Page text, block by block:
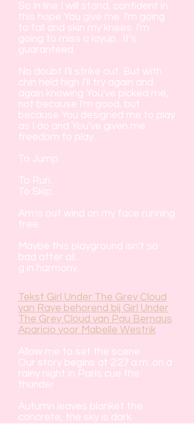
So in line I will stand, confident in
this hope You give me. I'm going
to fall and skin my knees. I'm
going to miss a layup. It's
guaranteed.
No doubt I'll strike out. But with
chin held high I’ll try again and
again knowing You've picked me,
not because I'm good, but
because You designed me to play
as I do and You've given me
freedom to play.
To Jump.
To Run.
To Skip.
Arms out wind on my face running
free.
Maybe this playground isn't so
bad after all...
g in harmony.
Tekst Girl Under The Grey Cloud
van Raye behorend bij Girl Under
The Grey Cloud van Pau Bernaus
Aparicio voor Mabelle Westrik
Allow me to set the scene
Our story begins at 2:27 a.m. on a
rainy night in Paris cue the
thunder
Autumn leaves blanket the
concrete, the sky is dark